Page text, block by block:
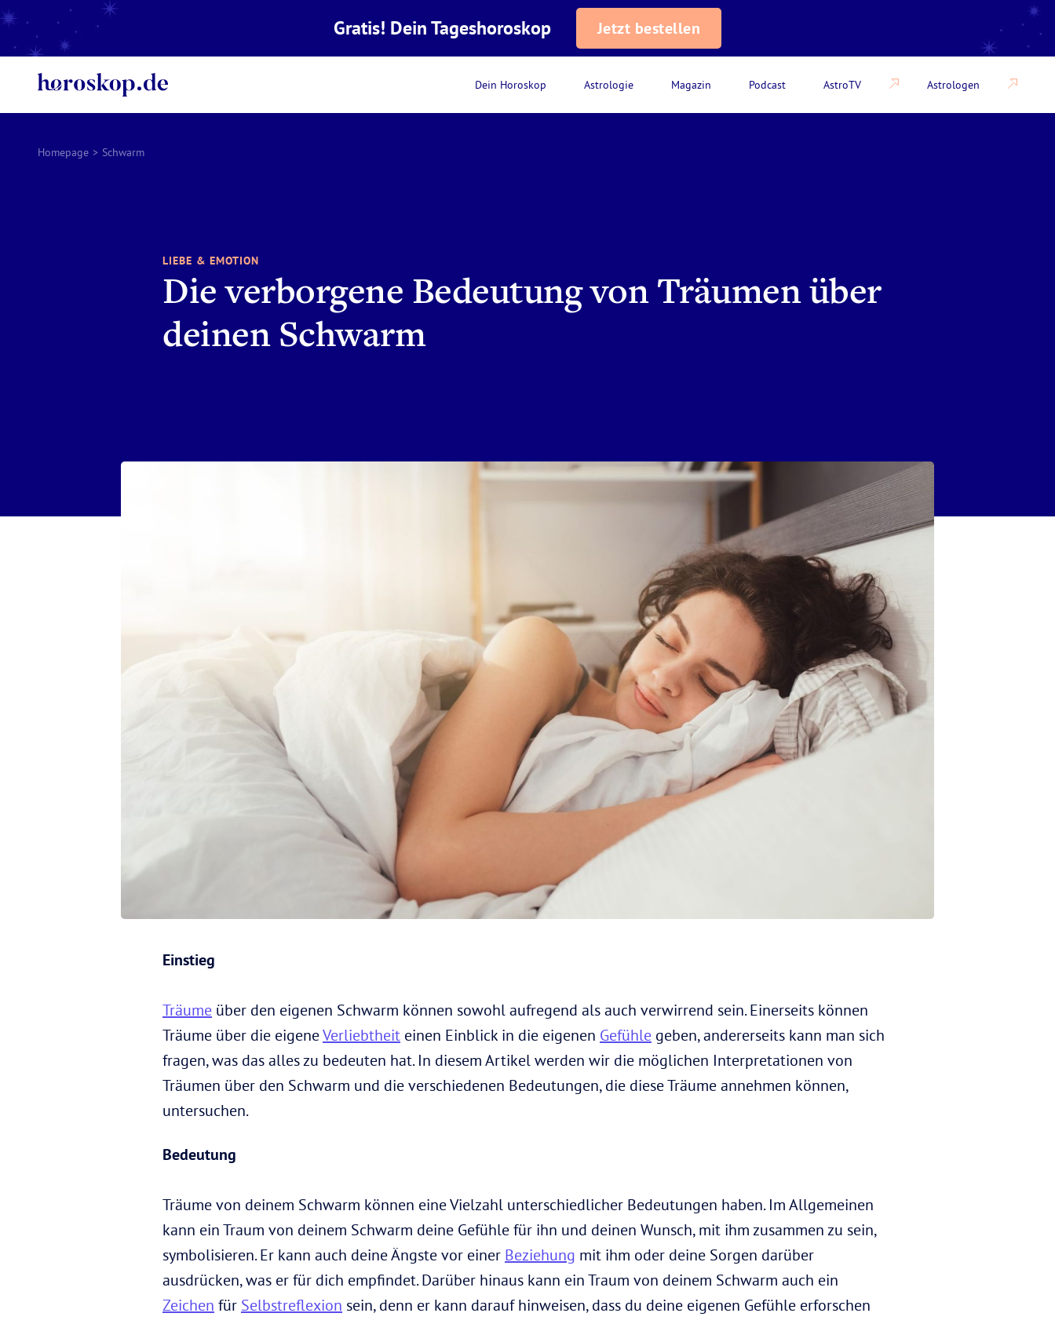
Dein Horoskop Astrologie Magazin Podcast AstroTV Astrologen
Gratis! Dein Tageshoroskop Jetzt bestellen
Homepage > Schwarm
LIEBE & EMOTION
Die verborgene Bedeutung von Träumen über
deinen Schwarm
Einstieg
Träume über den eigenen Schwarm können sowohl aufregend als auch verwirrend sein. Einerseits können
Träume über die eigeneVerliebtheit einen Einblick in die eigenen Gefühle geben, andererseits kann man sich
fragen, was das alles zu bedeuten hat. In diesem Artikel werden wir die möglichen Interpretationen von
Träumen über den Schwarm und die verschiedenen Bedeutungen, die diese Träume annehmen können,
untersuchen.
Bedeutung
Träume von deinem Schwarm können eine Vielzahl unterschiedlicher Bedeutungen haben. Im Allgemeinen
kann ein Traum von deinem Schwarm deine Gefühle für ihn und deinen Wunsch, mit ihm zusammen zu sein,
symbolisieren. Er kann auch deine Ängste vor einer Beziehung mit ihm oder deine Sorgen darüber
ausdrücken, was er für dich empfindet. Darüber hinaus kann ein Traum von deinem Schwarm auch ein
Zeichen für Selbstreflexion sein, denn er kann darauf hinweisen, dass du deine eigenen Gefühle erforschen